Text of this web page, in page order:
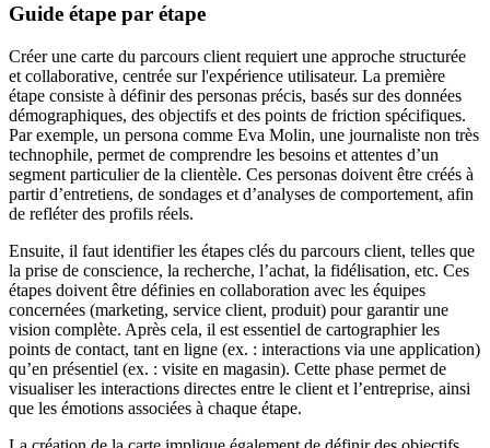
Guide étape par étape
Créer une carte du parcours client requiert une approche structurée
et collaborative, centrée sur l'expérience utilisateur. La première
étape consiste à définir des personas précis, basés sur des données
démographiques, des objectifs et des points de friction spécifiques.
Par exemple, un persona comme Eva Molin, une journaliste non très
technophile, permet de comprendre les besoins et attentes d’un
segment particulier de la clientèle. Ces personas doivent être créés à
partir d’entretiens, de sondages et d’analyses de comportement, afin
de refléter des profils réels.
Ensuite, il faut identifier les étapes clés du parcours client, telles que
la prise de conscience, la recherche, l’achat, la fidélisation, etc. Ces
étapes doivent être définies en collaboration avec les équipes
concernées (marketing, service client, produit) pour garantir une
vision complète. Après cela, il est essentiel de cartographier les
points de contact, tant en ligne (ex. : interactions via une application)
qu’en présentiel (ex. : visite en magasin). Cette phase permet de
visualiser les interactions directes entre le client et l’entreprise, ainsi
que les émotions associées à chaque étape.